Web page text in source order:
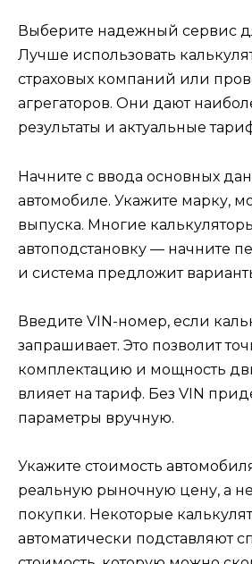
Выберите надежный сервис
Лучше использовать
страховых компаний или
агрегаторов. Они дают
результаты и актуальные
Начните с ввода основных
автомобиле. Укажите марку,
выпуска. Многие
автоподстановку — начните
и система предложит
Введите VIN-номер, если
запрашивает. Это позволит
комплектацию и мощность
влияет на тариф. Без VIN
параметры вручную.
Укажите стоимость
реальную рыночную цену, а
покупки. Некоторые
автоматически подставляют